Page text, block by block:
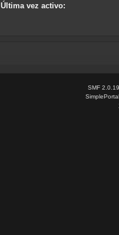
Última vez activo:
SMF 2.0.19